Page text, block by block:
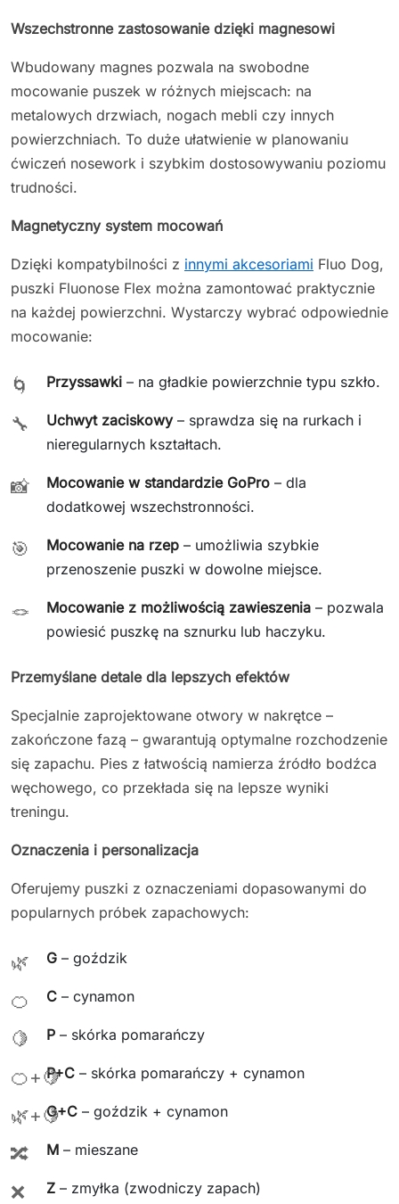
Wszechstronne zastosowanie dzięki magnesowi
Wbudowany magnes pozwala na swobodne
mocowanie puszek w różnych miejscach: na
metalowych drzwiach, nogach mebli czy innych
powierzchniach. To duże ułatwienie w planowaniu
ćwiczeń nosework i szybkim dostosowywaniu poziomu
trudności.
Magnetyczny system mocowań
Dzięki kompatybilności z innymi akcesoriami Fluo Dog,
puszki Fluonose Flex można zamontować praktycznie
na każdej powierzchni. Wystarczy wybrać odpowiednie
mocowanie:
🌀 Przyssawki – na gładkie powierzchnie typu szkło.
🔧 Uchwyt zaciskowy– sprawdza się na rurkach i
nieregularnych kształtach.
📸 Mocowanie w standardzie GoPro – dla
dodatkowej wszechstronności.
🎯 Mocowanie na rzep – umożliwia szybkie
przenoszenie puszki w dowolne miejsce.
🪢 Mocowanie z możliwością zawieszenia – pozwala
powiesić puszkę na sznurku lub haczyku.
Przemyślane detale dla lepszych efektów
Specjalnie zaprojektowane otwory w nakrętce –
zakończone fazą – gwarantują optymalne rozchodzenie
się zapachu. Pies z łatwością namierza źródło bodźca
węchowego, co przekłada się na lepsze wyniki
treningu.
Oznaczenia i personalizacja
Oferujemy puszki z oznaczeniami dopasowanymi do
popularnych próbek zapachowych:
🌿 G – goździk
🍊 C – cynamon
🍋 P – skórka pomarańczy
🍊+🍋P+C – skórka pomarańczy + cynamon
🌿+🍋G+C – goździk + cynamon
🔀 M – mieszane
❌ Z – zmyłka (zwodniczy zapach)